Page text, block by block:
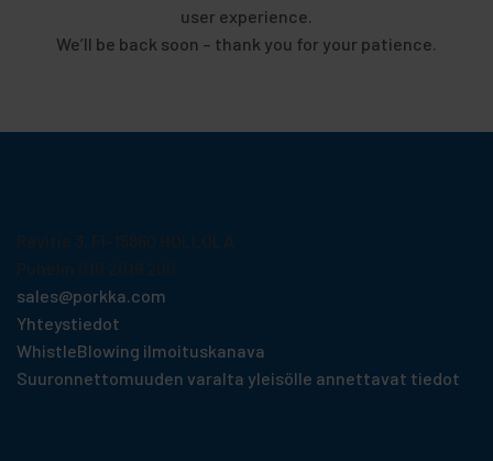
user experience.
We’ll be back soon – thank you for your patience.
sales@porkka.com
Yhteystiedot
WhistleBlowing ilmoituskanava
Suuronnettomuuden varalta yleisölle annettavat tiedot